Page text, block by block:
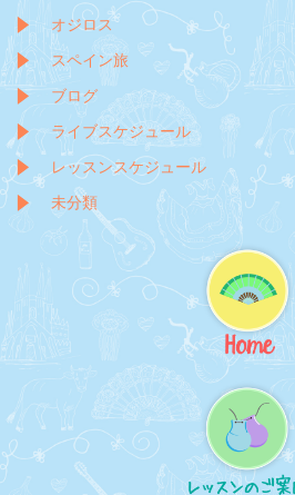
オジロス
スペイン旅
ブログ
ライブスケジュール
レッスンスケジュール
未分類